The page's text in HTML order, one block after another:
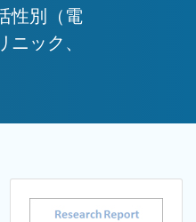
性別（電
ック、